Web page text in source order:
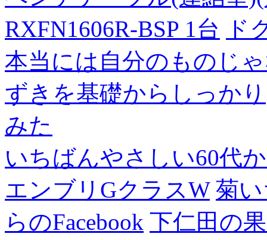
RXFN1606R-BSP 1台
ド
本当には自分のものじ
ずきを基礎からしっかり
みた
いちばんやさしい60代
エンブリGクラスW 菊
らのFacebook 下仁田の